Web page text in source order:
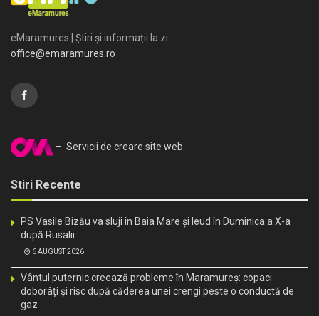
eMaramures | Știri și informații la zi
office@emaramures.ro
– Servicii de creare site web
Stiri Recente
PS Vasile Bizău va sluji în Baia Mare și Ieud în Duminica a X-a
după Rusalii
6 AUGUST 2026
Vântul puternic creează probleme în Maramureș: copaci
doborâți și risc după căderea unei crengi peste o conductă de
gaz